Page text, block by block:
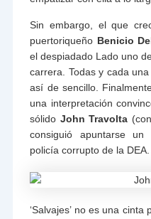
Sin embargo, el que
puertoriqueño Benicio
el despiadado Lado uno
carrera. Todas y cada
así de sencillo.
una interpretación
sólido John Travolta
consiguió apuntarse
policía corrupto de la DEA.
‘Salvajes’ no es una